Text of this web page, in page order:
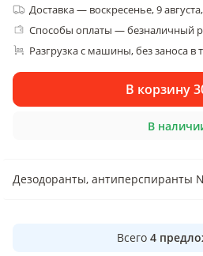
Доставка— воскресенье, 9 августа,
Способы оплаты — безналичный
Разгрузка с машины, без заноса в
В корзину
В
Дезодоранты, антиперспиранты
Всего 4